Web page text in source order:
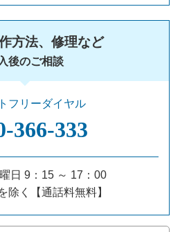
方法、修理など
後のご相談
フリーダイヤル
日 9：15 ～ 17：00
除く【通話料無料】